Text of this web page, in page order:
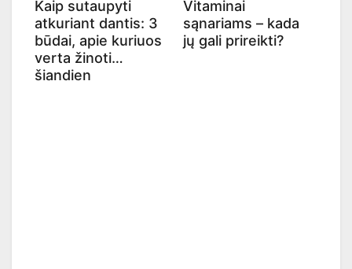
Kaip sutaupyti
atkuriant dantis: 3
būdai, apie kuriuos
verta žinoti
šiandien
Vitaminai
sąnariams – kada
jų gali prireikti?